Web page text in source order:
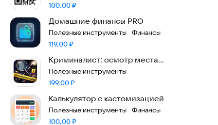
Цена:
100,00₽
Домашние финансы PRO
Полезные инструменты · Финансы
Цена:
119,00₽
Криминалист: осмотр места
происшествия
Полезные инструменты
Цена:
199,00₽
Калькулятор с кастомизацией
Полезные инструменты · Финансы
Цена:
100,00₽